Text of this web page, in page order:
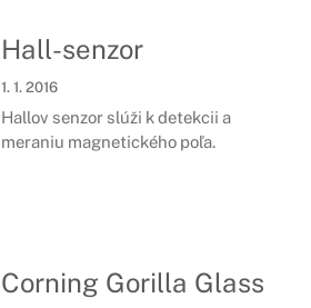
telefón, tablet a ďalšie prenosné
elektronické zariadenia k televízorom
s vysokým rozlíšením obrazu a zvuku.
Hall-senzor
1. 1. 2016
Hallov senzor slúži k detekcii a
meraniu magnetického poľa.
Corning Gorilla Glass